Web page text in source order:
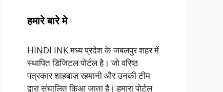
हमारे बारे मे
HINDI INK मध्य प्रदेश के जबलपुर शहर में
स्थापित डिजिटल पोर्टल है। जो वरिष्ठ
पत्रकार शाहबाज़ रहमानी और उनकी टीम
द्वारा संचालित किआ जाता है। हमारा पोर्टल